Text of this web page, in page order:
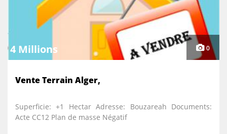
4 Millions 0
Vente Terrain Alger,
Superficie: +1 Hectar Adresse: Bouzareah Documents:
Acte CC12 Plan de masse Négatif